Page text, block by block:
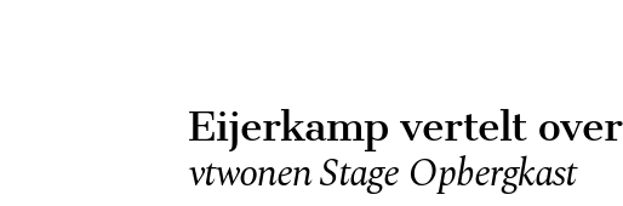
Eijerkamp vertelt over
vtwonen Stage Opbergkast